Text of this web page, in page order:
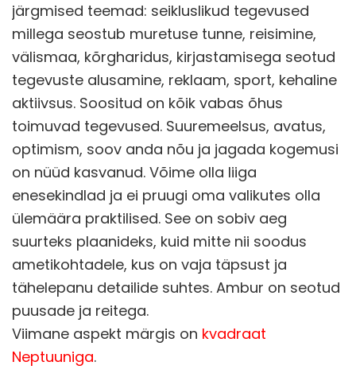
järgmised teemad: seikluslikud tegevused
millega seostub muretuse tunne, reisimine,
välismaa, kõrgharidus, kirjastamisega seotud
tegevuste alusamine, reklaam, sport, kehaline
aktiivsus. Soositud on kõik vabas õhus
toimuvad tegevused. Suuremeelsus, avatus,
optimism, soov anda nõu ja jagada kogemusi
on nüüd kasvanud. Võime olla liiga
enesekindlad ja ei pruugi oma valikutes olla
ülemäära praktilised. See on sobiv aeg
suurteks plaanideks, kuid mitte nii soodus
ametikohtadele, kus on vaja täpsust ja
tähelepanu detailide suhtes. Ambur on seotud
puusade ja reitega.
Viimane aspekt märgis on kvadraat
Neptuuniga.